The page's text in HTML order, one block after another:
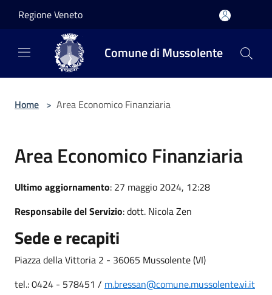
Regione Veneto
Comune di Mussolente
Home > Area Economico Finanziaria
Area Economico Finanziaria
Ultimo aggiornamento: 27 maggio 2024, 12:28
Responsabile del Servizio: dott. Nicola Zen
Sede e recapiti
Piazza della Vittoria 2 - 36065 Mussolente (VI)
tel.: 0424 - 578451 / m.bressan@comune.mussolente.vi.it